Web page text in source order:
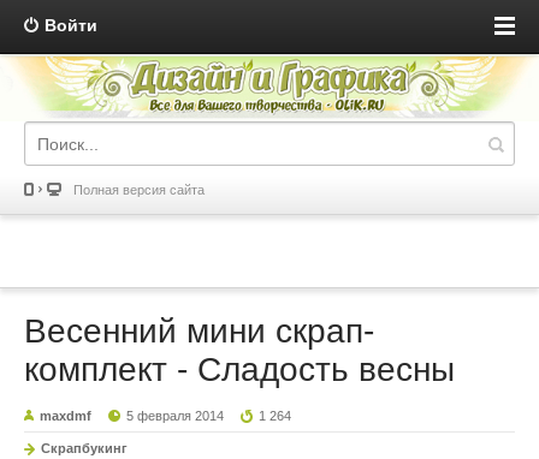
Войти
Полная версия сайта
Весенний мини скрап-
комплект - Сладость весны
maxdmf 5 февраля 2014 1 264
Скрапбукинг